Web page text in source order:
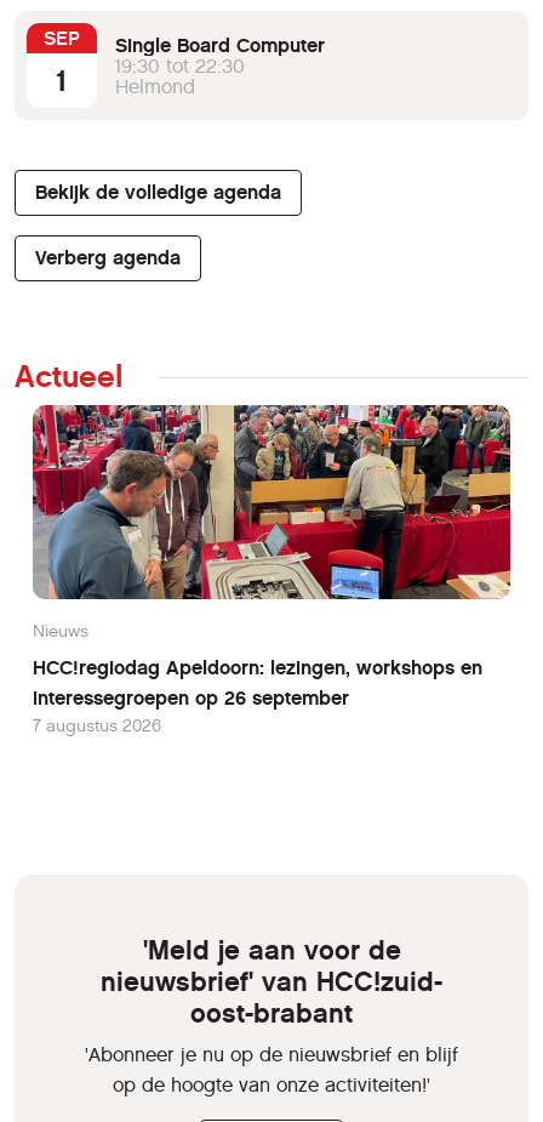
SEP
1
Single Board Computer
19:30 tot 22:30
Helmond
Bekijk de volledige agenda
Verberg agenda
Actueel
Nieuws
HCC!regiodag Apeldoorn: lezingen, workshops en
interessegroepen op 26 september
7 augustus 2026
'Meld je aan voor de
nieuwsbrief' van HCC!zuid-
oost-brabant
'Abonneer je nu op de nieuwsbrief en blijf
op de hoogte van onze activiteiten!'